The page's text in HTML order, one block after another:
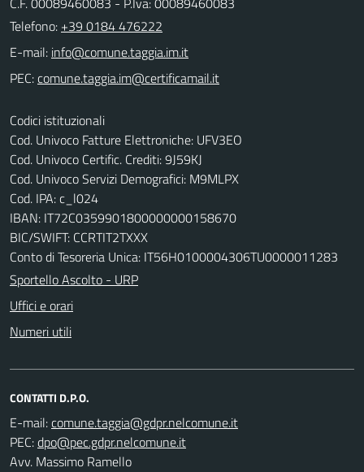
Telefono: +39 0184 476222
E-mail:
PEC:
Codici istituzionali
Cod. Univoco Fatture Elettroniche: UFV3EO
Cod. Univoco Certific. Crediti: 9J59KJ
Cod. Univoco Servizi Demografici: M9MLPX
Cod. IPA: c_l024
IBAN: IT72C0359901800000000158670
BIC/SWIFT: CCRTIT2TXXX
Conto di Tesoreria Unica: IT56H0100004306TU0000011283
Sportello Ascolto - URP
Uffici e orari
Numeri utili
CONTATTI D.P.O.
E-mail:
PEC:
Avv. Massimo Ramello